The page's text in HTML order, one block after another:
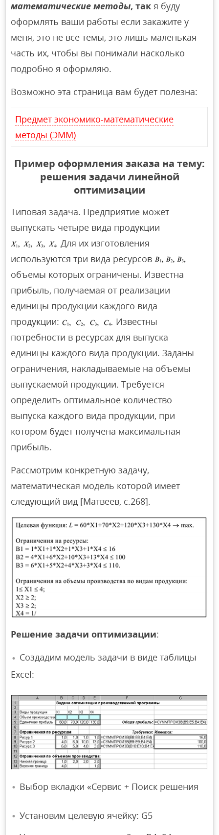
математические методы, такя буду
оформлять ваши работы если закажите у
меня, это не все темы, это лишь маленькая
часть их, чтобы вы понимали насколько
подробно я оформляю.
Возможно эта страница вам будет полезна:
Предмет экономико-математические
методы (ЭММ)
Пример оформления заказа на тему:
решения задачи линейной
оптимизации
Типовая задача. Предприятие может
выпускать четыре вида продукции
Для их изготовления
используются три вида ресурсов
объемы которых ограничены. Известна
прибыль, получаемая от реализации
единицы продукции каждого вида
продукции:
Известны
потребности в ресурсах для выпуска
единицы каждого вида продукции. Заданы
ограничения, накладываемые на объемы
выпускаемой продукции. Требуется
определить оптимальное количество
выпуска каждого вида продукции, при
котором будет получена максимальная
прибыль.
Рассмотрим конкретную задачу,
математическая модель которой имеет
следующий вид [Матвеев, с.268].
Решение задачи оптимизации:
Создадим модель задачи в виде таблицы
Excel:
Выбор вкладки «Сервис + Поиск решения
Установим целевую ячейку: G5